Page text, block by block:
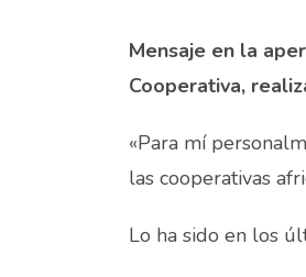
Mensaje en la
Cooperativa,
«Para mí
las cooperativas
Lo ha sido en los